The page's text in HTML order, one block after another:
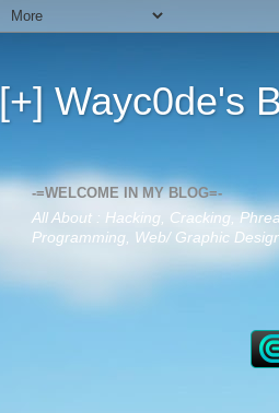
[+] Wayc0de's
-=WELCOME IN MY BLOG=-
All About : Hacking, Cracking,
Programming, Web/ Graphic